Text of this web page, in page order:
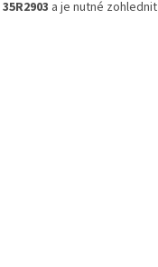
35R2903 a je nutné zohlednit